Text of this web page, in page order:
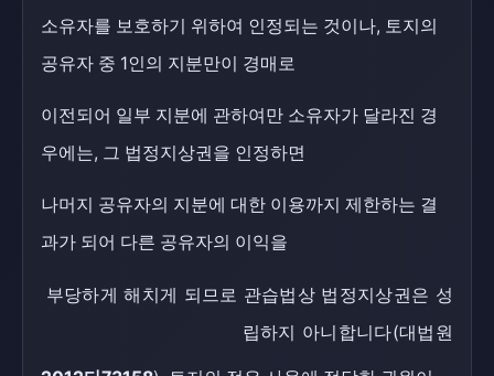
소유자를 보호하기 위하여 인정되는 것이나, 토지의
공유자 중 1인의 지분만이 경매로
이전되어 일부 지분에 관하여만 소유자가 달라진 경
우에는, 그 법정지상권을 인정하면
나머지 공유자의 지분에 대한 이용까지 제한하는 결
과가 되어 다른 공유자의 이익을
부당하게 해치게 되므로 관습법상 법정지상권은 성
립하지 아니합니다(대법원